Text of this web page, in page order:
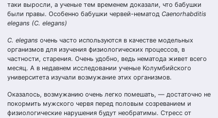
таки выросли, а ученые тем временем доказали, что бабушки
были правы. Особенно бабушки червей-нематод Caenorhabditis
elegans (C. elegans)
С. elegans очень часто используются в качестве модельных
организмов для изучения физиологических процессов, в
частности, старения. Очень удобно, ведь нематода живет всего
месяц. А в недавнем исследовании ученые Колумбийского
университета изучали возмужание этих организмов.
Оказалось, возмужанию очень легко помешать, — достаточно не
покормить мужского червя перед половым созреванием и
физиологические нарушения будут необратимы. Стресс от